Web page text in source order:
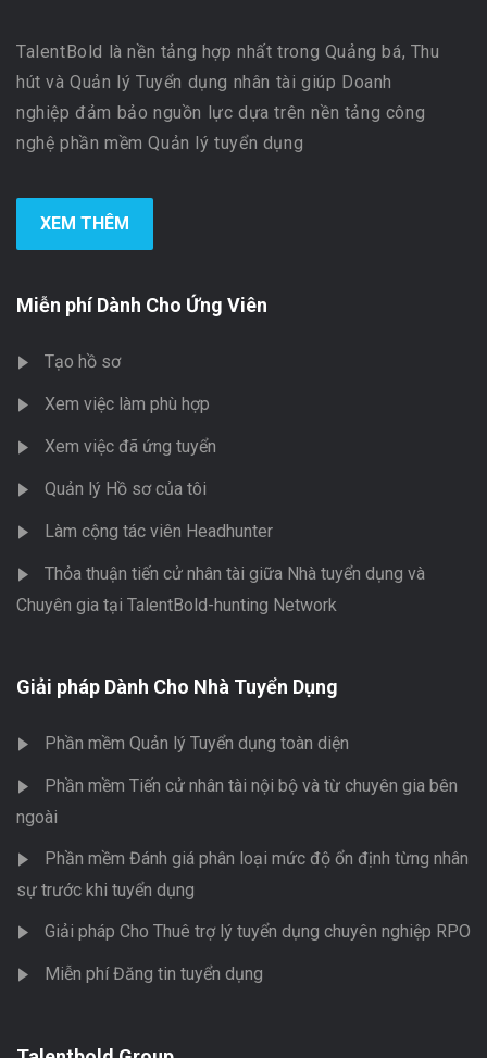
TalentBold là nền tảng hợp nhất trong Quảng bá, Thu
hút và Quản lý Tuyển dụng nhân tài giúp Doanh
nghiệp đảm bảo nguồn lực dựa trên nền tảng công
nghệ phần mềm Quản lý tuyển dụng
XEM THÊM
Miễn phí Dành Cho Ứng Viên
Tạo hồ sơ
Xem việc làm phù hợp
Xem việc đã ứng tuyển
Quản lý Hồ sơ của tôi
Làm cộng tác viên Headhunter
Thỏa thuận tiến cử nhân tài giữa Nhà tuyển dụng và
Chuyên gia tại TalentBold-hunting Network
Giải pháp Dành Cho Nhà Tuyển Dụng
Phần mềm Quản lý Tuyển dụng toàn diện
Phần mềm Tiến cử nhân tài nội bộ và từ chuyên gia bên
ngoài
Phần mềm Đánh giá phân loại mức độ ổn định từng nhân
sự trước khi tuyển dụng
Giải pháp Cho Thuê trợ lý tuyển dụng chuyên nghiệp RPO
Miễn phí Đăng tin tuyển dụng